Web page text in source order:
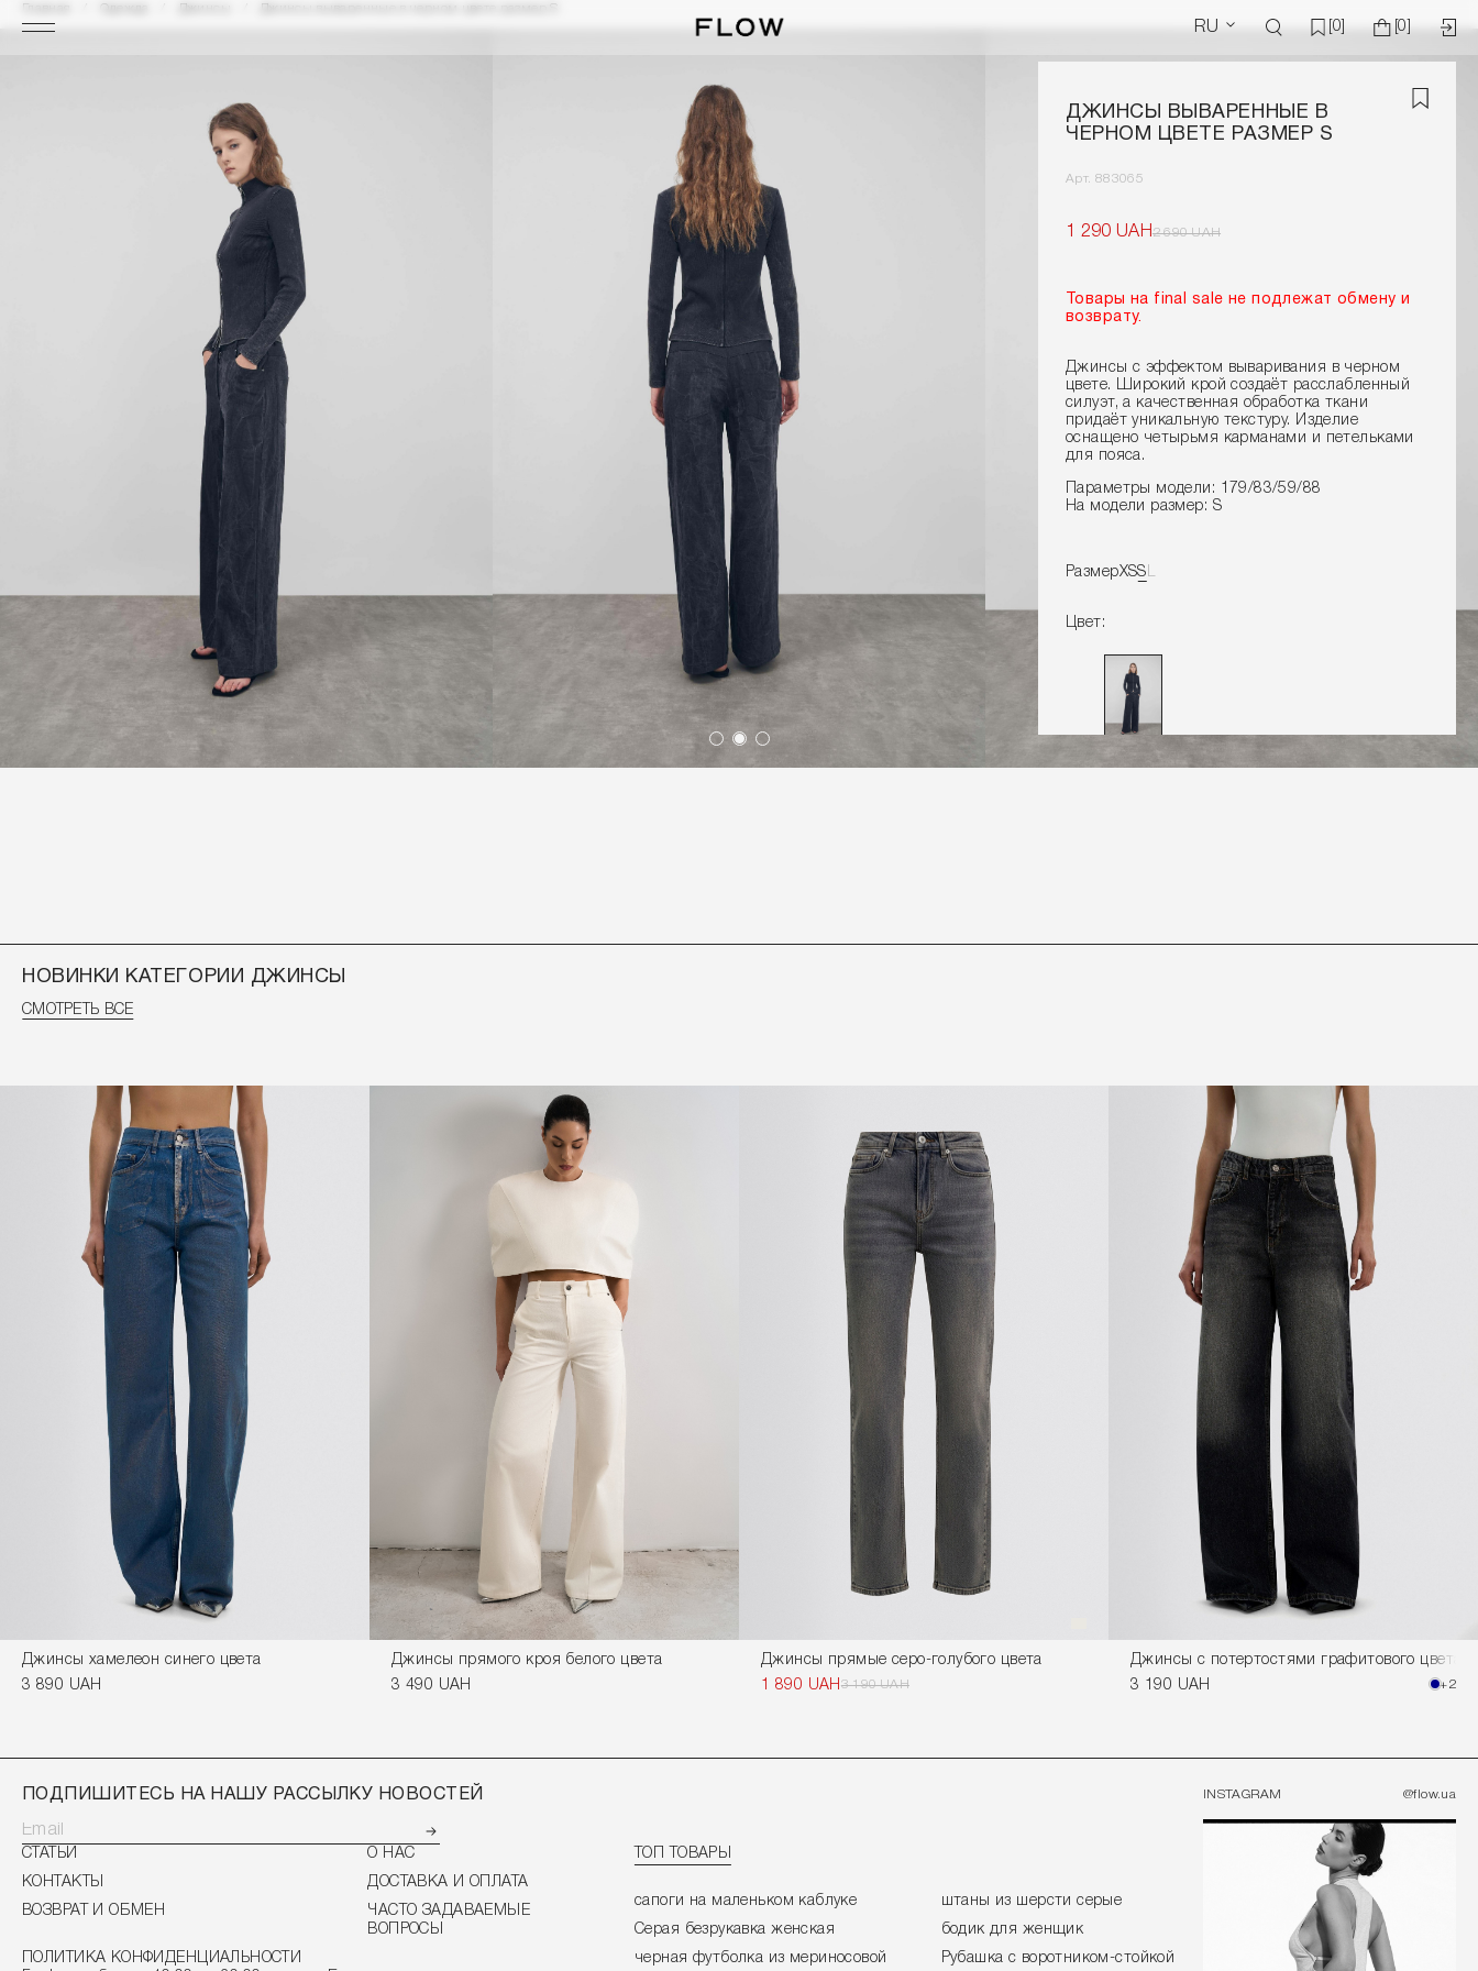
RU [0] [0]
Главная
ДЖИНСЫ ВЫВАРЕННЫЕ В
ЧЕРНОМ ЦВЕТЕ РАЗМЕР S
Арт. 883065
1 290 UAH2 690 UAH
Това ры на final sale не подлежат обмену и
возврату.
Джинсы с эффектом вываривания в черном
цвете. Широкий крой создаёт расслабленный
силуэт, а качественная обработка ткани
придаёт уникальную текстуру. Изделие
оснащено четырьмя карманами и петельками
для пояса.
Параметры модели: 179/83/59/88
На модели размер: S
РазмерXSS L
Цвет:
Доставка и оплата
НОВИНКИ КАТЕГОРИИ ДЖИНСЫ
СМОТРЕТЬ ВСЕ
Джинсы хамелеон синего цвета
3 890 UAH
Джинсы прямого кроя белого цвета
3 490 UAH
Джинсы прямые серо-голубого цвета
1 890 UAH 3 190 UAH
Джинсы с потертостями графитового цвета
3 190 UAH
+2
ПОДПИШИТЕСЬ НА НАШУ РАССЫЛКУ НОВОСТЕЙ
СТАТЬИ
О НАС
КОНТАКТЫ
ДОСТАВКА И ОПЛАТА
ВОЗВРАТ И ОБМЕН
ЧАСТО ЗАДАВАЕМЫЕ
ВОПРОСЫ
ПОЛИТИКА КОНФИДЕНЦИАЛЬНОСТИ
ТОП ТОВАРЫ
сапоги на маленьком каблуке
штаны из шерсти серые
Серая безрукавка женская
бодик для женщик
черная футболка из мериносовой
Рубашка с воротником-стойкой
INSTAGRAM @flow.ua